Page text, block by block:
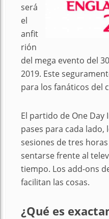
será
el
anfit
rión
del mega evento del
2019. Este
para los fanáticos del
El partido de One
pases para cada lado,
sesiones de tres
sentarse frente al
tiempo. Los add-ons
facilitan las cosas.
¿Qué es